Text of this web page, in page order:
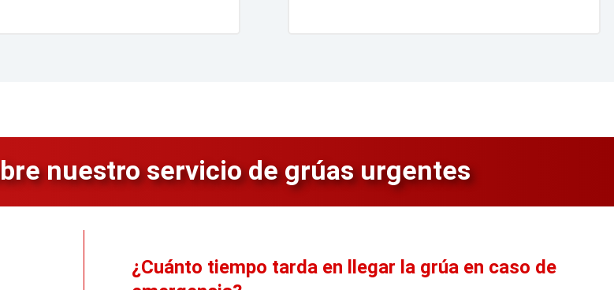
nuestro servicio de grúas urgentes
¿Cuánto tiempo tarda en llegar la grúa en caso de